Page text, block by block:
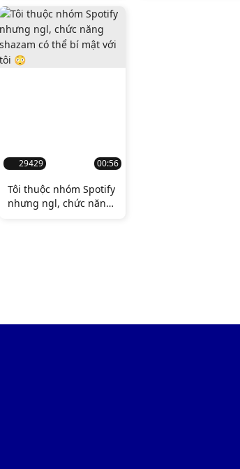
một ý tưởng tốt?
29429 00:56
Tôi thuộc nhóm Spotify
nhưng ngl, chức năng